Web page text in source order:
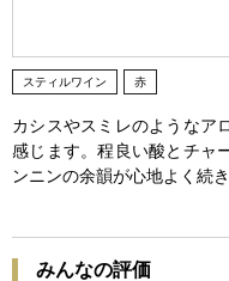
スティルワイン 赤
カシスやスミレのようなア
感じます。程良い酸とチャ
ンニンの余韻が心地よく続き
みんなの評価